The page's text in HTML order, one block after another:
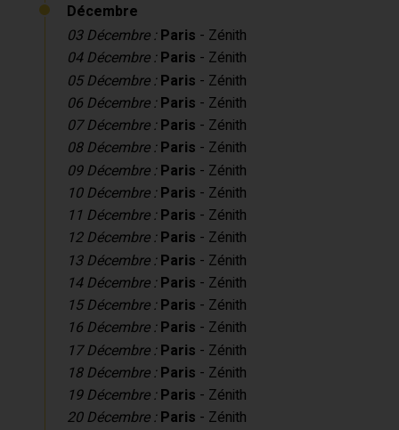
Décembre
03 Décembre : Paris - Zénith
04 Décembre : Paris - Zénith
05 Décembre : Paris - Zénith
06 Décembre : Paris - Zénith
07 Décembre : Paris - Zénith
08 Décembre : Paris - Zénith
09 Décembre : Paris - Zénith
10 Décembre : Paris - Zénith
11 Décembre : Paris - Zénith
12 Décembre : Paris - Zénith
13 Décembre : Paris - Zénith
14 Décembre : Paris - Zénith
15 Décembre : Paris - Zénith
16 Décembre : Paris - Zénith
17 Décembre : Paris - Zénith
18 Décembre : Paris - Zénith
19 Décembre : Paris - Zénith
20 Décembre : Paris - Zénith